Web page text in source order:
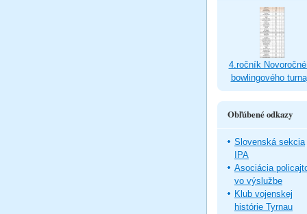
4.ročník
bowlingového
Obľúbené odkazy
Slovenská sekcia
IPA
Asociácia
vo výslužbe
Klub vojenskej
histórie Tyrnau